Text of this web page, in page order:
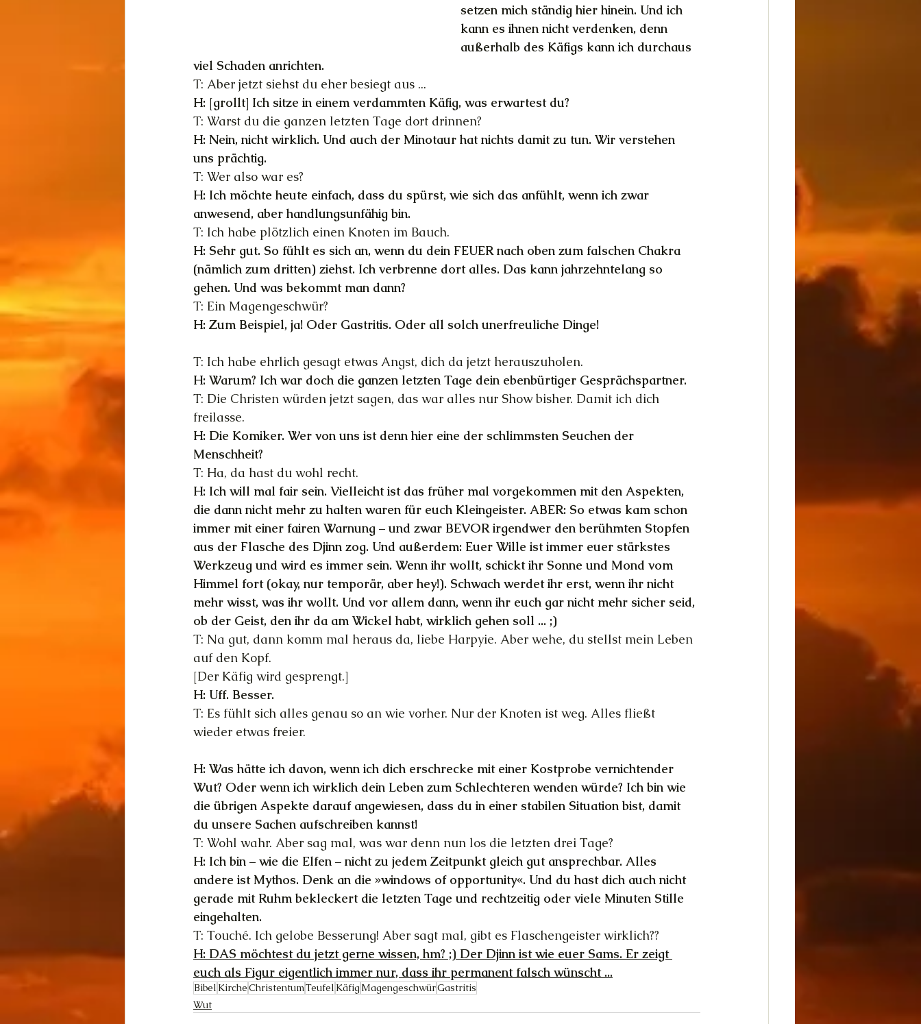
setzen mich ständig hier hinein. Und ich
kann es ihnen nicht verdenken, denn
außerhalb des Käfigs kann ich durchaus
viel Schaden anrichten.
T: Aber jetzt siehst du eher besiegt aus ...
H: [grollt] Ich sitze in einem verdammten Käfig, was erwartest du?
T: Warst du die ganzen letzten Tage dort drinnen?
H: Nein, nicht wirklich. Und auch der Minotaur hat nichts damit zu tun. Wir verstehen
uns prächtig.
T: Wer also war es?
H: Ich möchte heute einfach, dass du spürst, wie sich das anfühlt, wenn ich zwar
anwesend, aber handlungsunfähig bin.
T: Ich habe plötzlich einen Knoten im Bauch.
H: Sehr gut. So fühlt es sich an, wenn du dein FEUER nach oben zum falschen Chakra
(nämlich zum dritten) ziehst. Ich verbrenne dort alles. Das kann jahrzehntelang so
gehen. Und was bekommt man dann?
T: Ein Magengeschwür?
H: Zum Beispiel, ja! Oder Gastritis. Oder all solch unerfreuliche Dinge!
T: Ich habe ehrlich gesagt etwas Angst, dich da jetzt herauszuholen.
H: Warum? Ich war doch die ganzen letzten Tage dein ebenbürtiger Gesprächspartner.
T: Die Christen würden jetzt sagen, das war alles nur Show bisher. Damit ich dich
freilasse.
H: Die Komiker. Wer von uns ist denn hier eine der schlimmsten Seuchen der
Menschheit?
T: Ha, da hast du wohl recht.
H: Ich will mal fair sein. Vielleicht ist das früher mal vorgekommen mit den Aspekten,
die dann nicht mehr zu halten waren für euch Kleingeister. ABER: So etwas kam schon
immer mit einer fairen Warnung – und zwar BEVOR irgendwer den berühmten Stopfen
aus der Flasche des Djinn zog. Und außerdem: Euer Wille ist immer euer stärkstes
Werkzeug und wird es immer sein. Wenn ihr wollt, schickt ihr Sonne und Mond vom
Himmel fort (okay, nur temporär, aber hey!). Schwach werdet ihr erst, wenn ihr nicht
mehr wisst, was ihr wollt. Und vor allem dann, wenn ihr euch gar nicht mehr sicher seid,
ob der Geist, den ihr da am Wickel habt, wirklich gehen soll ... ;)
T: Na gut, dann komm mal heraus da, liebe Harpyie. Aber wehe, du stellst mein Leben
auf den Kopf.
[Der Käfig wird gesprengt.]
H: Uff. Besser.
T: Es fühlt sich alles genau so an wie vorher. Nur der Knoten ist weg. Alles fließt
wieder etwas freier.
H: Was hätte ich davon, wenn ich dich erschrecke mit einer Kostprobe vernichtender
Wut? Oder wenn ich wirklich dein Leben zum Schlechteren wenden würde? Ich bin wie
die übrigen Aspekte darauf angewiesen, dass du in einer stabilen Situation bist, damit
du unsere Sachen aufschreiben kannst!
T: Wohl wahr. Aber sag mal, was war denn nun los die letzten drei Tage?
H: Ich bin – wie die Elfen – nicht zu jedem Zeitpunkt gleich gut ansprechbar. Alles
andere ist Mythos. Denk an die »windows of opportunity«. Und du hast dich auch nicht
gerade mit Ruhm bekleckert die letzten Tage und rechtzeitig oder viele Minuten Stille
eingehalten.
T: Touché. Ich gelobe Besserung! Aber sagt mal, gibt es Flaschengeister wirklich??
H: DAS möchtest du jetzt gerne wissen, hm? ;) Der Djinn ist wie euer Sams. Er zeigt
euch als Figur eigentlich immer nur, dass ihr permanent falsch wünscht ...
Bibel KircheChristentumTeufel Käfig MagengeschwürGastritis
Wut